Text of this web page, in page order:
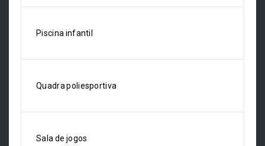
Piscina infantil
Quadra poliesportiva
Sala de jogos